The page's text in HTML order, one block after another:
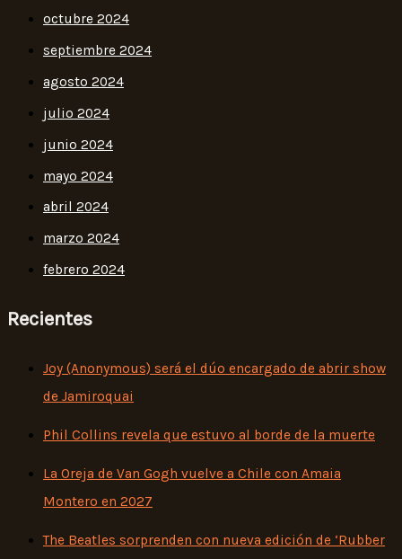
octubre 2024
septiembre 2024
agosto 2024
julio 2024
junio 2024
mayo 2024
abril 2024
marzo 2024
febrero 2024
Recientes
Joy (Anonymous) será el dúo encargado de abrir show
de Jamiroquai
Phil Collins revela que estuvo al borde de la muerte
La Oreja de Van Gogh vuelve a Chile con Amaia
Montero en 2027
The Beatles sorprenden con nueva edición de ‘Rubber